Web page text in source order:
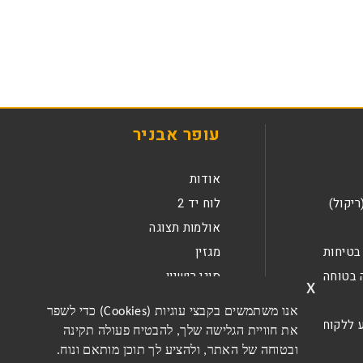
אנו משתמשים בקבצי עוגיות (Cookies) כדי לשפר
את חוויית הגלישה שלך, להבטיח פעולה תקינה
ובטוחה של האתר, ולהציע לך תוכן מותאם ונוח.
x
בטוחה
עופר אבניר
אודות
לוח יד 2
אולמות תצוגה
מגזין
סוגי רישיון
צור קשר